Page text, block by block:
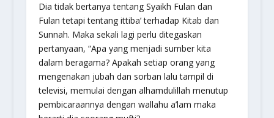
Dia tidak bertanya tentang Syaikh Fulan dan
Fulan tetapi tentang ittiba’terhadap Kitab dan
Sunnah. Maka sekali lagi perlu ditegaskan
pertanyaan, “Apa yang menjadi sumber kita
dalam beragama? Apakah setiap orang yang
mengenakan jubah dan sorban lalu tampil di
televisi, memulai dengan alhamdulillah menutup
pembicaraannya dengan wallahu a’lam maka